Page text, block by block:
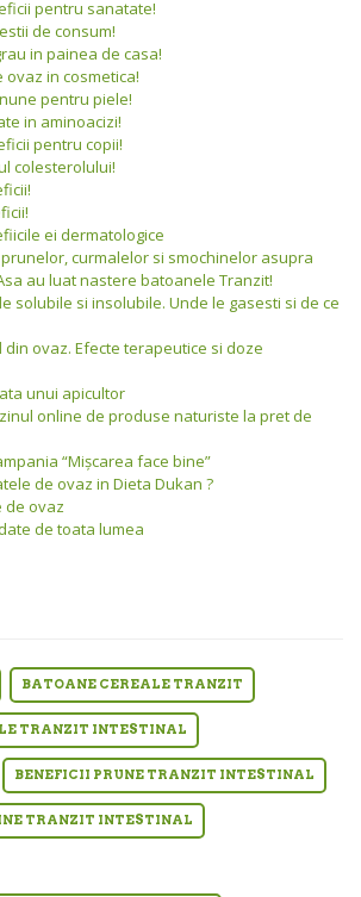
pentru sanatate!
de consum!
in painea de casa!
in cosmetica!
pentru piele!
in aminoacizi!
pentru copii!
colesterolului!
ei dermatologice
curmalelor si smochinelor asupra
au luat nastere batoanele Tranzit!
solubile si insolubile. Unde le gasesti si de ce
ovaz. Efecte terapeutice si doze
unui apicultor
online de produse naturiste la pret de
“Mişcarea face bine”
de ovaz in Dieta Dukan ?
de ovaz
de toata lumea
BATOANE CEREALE TRANZIT
TRANZIT INTESTINAL
BENEFICII PRUNE TRANZIT INTESTINAL
TRANZIT INTESTINAL